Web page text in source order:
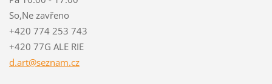
So,Ne zavřeno
+420 774 253 743
+420 77G ALE RIE
d.art@seznam.cz